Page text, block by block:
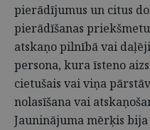
pierādījumus un citus
pierādīšanas
atskaņo pilnībā vai
persona, kura īsteno
cietušais vai viņa
nolasīšana vai
Jauninājuma mērķis